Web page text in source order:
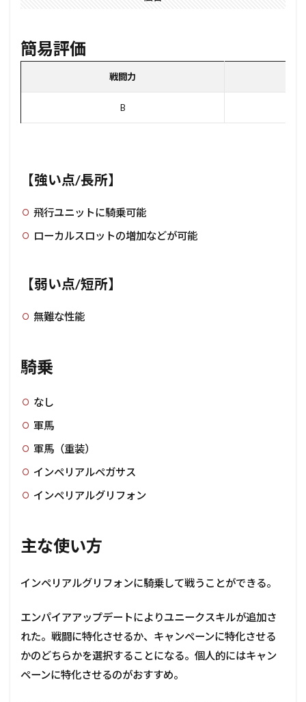
簡易評価
戦闘力
B
【強い点/長所】
飛行ユニットに騎乗可能
ローカルスロットの増加などが可能
【弱い点/短所】
無難な性能
騎乗
なし
軍馬
軍馬（重装）
インペリアルペガサス
インペリアルグリフォン
主な使い方
インペリアルグリフォンに騎乗して戦うことができる。
エンパイアアップデートによりユニークスキルが追加さ
れた。戦闘に特化させるか、キャンペーンに特化させる
かのどちらかを選択することになる。個人的にはキャン
ペーンに特化させるのがおすすめ。